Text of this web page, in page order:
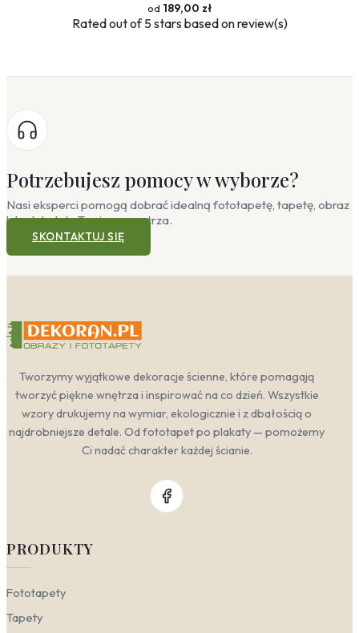
189,00 zł
Ratedout of 5 stars based onreview(s)
Potrzebujesz pomocy w wyborze?
Nasi eksperci pomogą dobrać idealną fototapetę, tapetę, obraz
lub plakat do Twojego wnętrza.
SKONTAKTUJ SIĘ
Tworzymy wyjątkowe dekoracje ścienne, które pomagają
tworzyć piękne wnętrza i inspirować na co dzień. Wszystkie
wzory drukujemy na wymiar, ekologicznie i z dbałością o
najdrobniejsze detale. Od fototapet po plakaty — pomożemy
Ci nadać charakter każdej ścianie.
PRODUKTY
Fototapety
Tapety